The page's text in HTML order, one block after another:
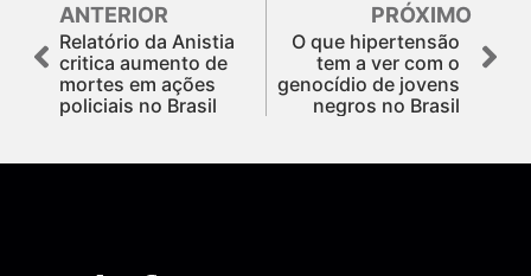
ANTERIOR
Relatório da Anistia
critica aumento de
mortes em ações
policiais no Brasil
PRÓXIMO
O que hipertensão
tem a ver com o
genocídio de jovens
negros no Brasil